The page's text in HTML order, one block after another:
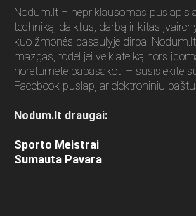
Nodum.lt – nepriklausomas puslapis
techniką, daiktus, darbą ir kitas
kuo žmonės pasaulyje dirba.
mazgas, todėl jei veikiate ką nors
norėtumėte papasakoti – susisiekite
Facebook puslapį ar elektroniniu paštu
Nodum.lt draugai:
Sporto Meistrai
Sumauta Pavara